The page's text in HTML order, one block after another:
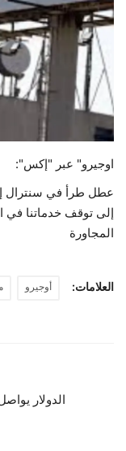
حياة
اوجيرو" عبر "إكس":
عطل طرأ في سنترال
إلى توقف خدماتنا في
المجاورة
العلامات: أوجيرو
الدولار